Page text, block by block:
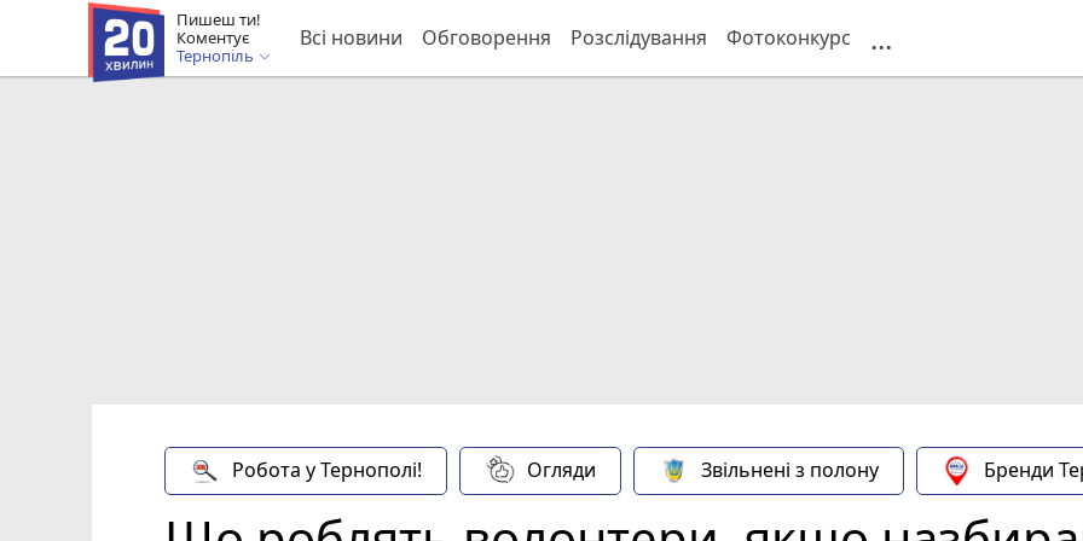
Пишеш ти!
Коментує
Тернопіль
Всі новини Обговорення Розслідування Фотоконкурс ...
Робота у Тернополі! Огляди Звільнені з полону Бренди